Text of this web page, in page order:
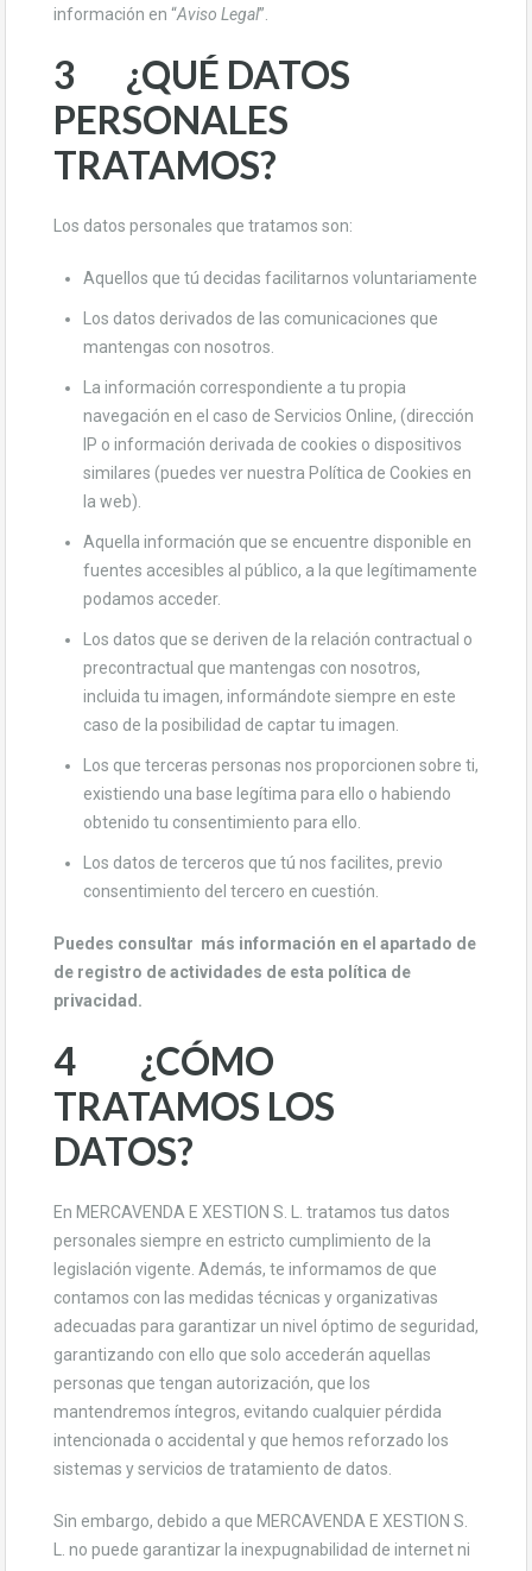
información en “Aviso Legal”.
3 ¿QUÉ DATOS
PERSONALES
TRATAMOS?
Los datos personales que tratamos son:
Aquellos que tú decidas facilitarnos voluntariamente
Los datos derivados de las comunicaciones que
mantengas con nosotros.
La información correspondiente a tu propia
navegación en el caso de Servicios Online, (dirección
IP o información derivada de cookies o dispositivos
similares (puedes ver nuestra Política de Cookies en
la web).
Aquella información que se encuentre disponible en
fuentes accesibles al público, a la que legítimamente
podamos acceder.
Los datos que se deriven de la relación contractual o
precontractual que mantengas con nosotros,
incluida tu imagen, informándote siempre en este
caso de la posibilidad de captar tu imagen.
Los que terceras personas nos proporcionen sobre ti,
existiendo una base legítima para ello o habiendo
obtenido tu consentimiento para ello.
Los datos de terceros que tú nos facilites, previo
consentimiento del tercero en cuestión.
Puedes consultar más información en el apartado de
de registro de actividades de esta política de
privacidad.
4 ¿CÓMO
TRATAMOS LOS
DATOS?
En MERCAVENDA E XESTION S. L. tratamos tus datos
personales siempre en estricto cumplimiento de la
legislación vigente. Además, te informamos de que
contamos con las medidas técnicas y organizativas
adecuadas para garantizar un nivel óptimo de seguridad,
garantizando con ello que solo accederán aquellas
personas que tengan autorización, que los
mantendremos íntegros, evitando cualquier pérdida
intencionada o accidental y que hemos reforzado los
sistemas y servicios de tratamiento de datos.
Sin embargo, debido a que MERCAVENDA E XESTION S.
L. no puede garantizar la inexpugnabilidad de internet ni